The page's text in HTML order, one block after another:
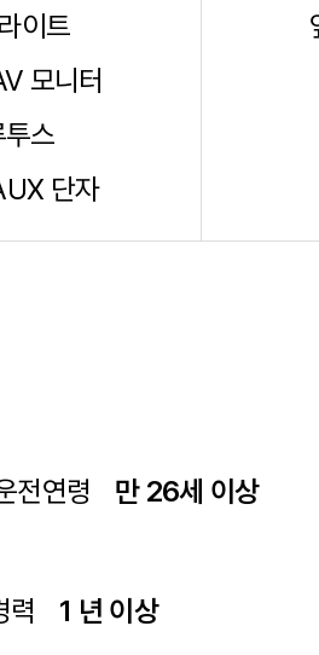
이트
모니터
스
단자
전연령 만 26세 이상
력 1 년 이상